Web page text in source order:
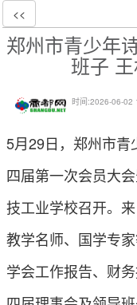
<<
郑州市青少年
班子
时间:2026-06-02
5月29日，郑州市青
四届第一次会员大
技工业学校召开。
教学名师、国学专
学会工作报告、财